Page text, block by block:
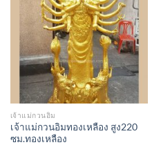
Add to
Wishlist
เจ้าแม่กวนอิม
เจ้าแม่กวนอิมทองเหลือง สูง220
ซม.ทองเหลือง